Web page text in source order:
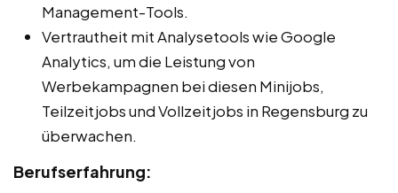
Management-Tools.
Vertrautheit mit Analysetools wie Google
Analytics, um die Leistung von
Werbekampagnen bei diesen Minijobs,
Teilzeitjobs und Vollzeitjobs in Regensburg zu
überwachen.
Berufserfahrung: